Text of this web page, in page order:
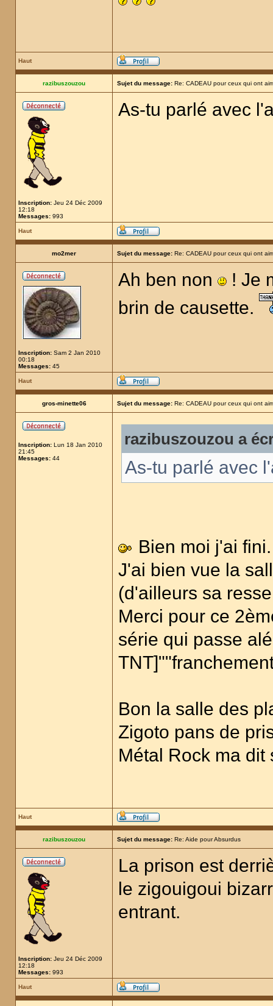
Haut
razibuszouzou Sujet du message: Re: CADEAU pour ceux qui ont
Inscription: Jeu 24 Déc 2009
12:18
Messages: 993
As-tu parlé avec
Haut
mo2mer Sujet du message: Re: CADEAU pour ceux qui ont
Inscription: Sam 2 Jan 2010
00:18
Messages: 45
Ah ben non
! Je
brin de causette.
Haut
gros-minette06 Sujet du message: Re: CADEAU pour ceux qui ont
Inscription: Lun 18 Jan 2010
21:45
Messages: 44
razibuszouzou a
As-tu parlé avec
Bien moi j'ai fini.
J'ai bien vue la
(d'ailleurs sa
Merci pour ce
série qui passe
Bon la salle des
Zigoto pans de
Métal Rock ma dit
Haut
razibuszouzou Sujet du message: Re: Aide pour Absurdus
Inscription: Jeu 24 Déc 2009
12:18
Messages: 993
La prison est
le zigouigoui
entrant.
Haut